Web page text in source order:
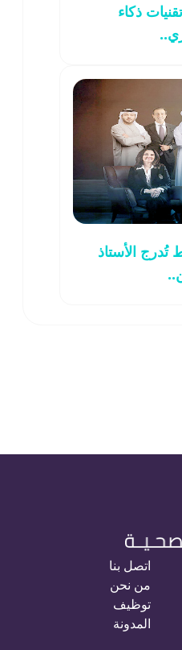
ذكاء
الأستاذ
اتصل بنا
من نحن
توظيف
المدونة